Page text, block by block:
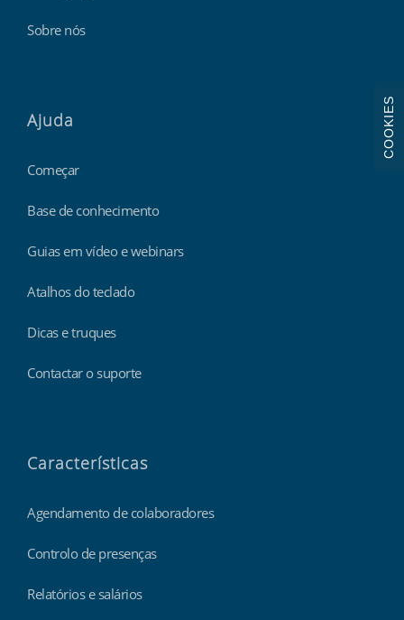
Sobre nós
Ajuda
Começar
Base de conhecimento
Guias em vídeo e webinars
Atalhos do teclado
Dicas e truques
Contactar o suporte
Características
Agendamento de colaboradores
Controlo de presenças
Relatórios e salários
COOKIES